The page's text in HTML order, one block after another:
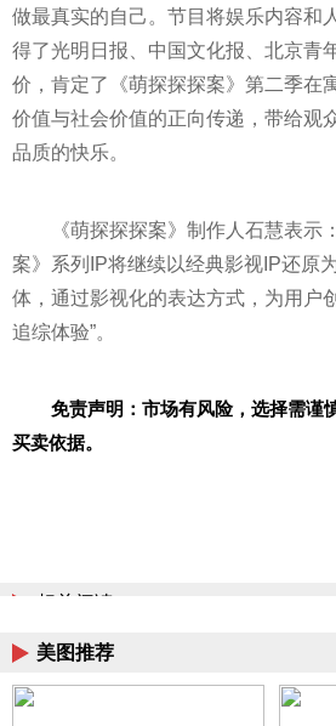
做最真实的自己。节目将娱乐内容和
得了光明日报、中国文化报、北京青
价，肯定了《萌探探探案》第二季在
价值与社会价值的正向传递，带给观
品质的快乐。
《萌探探探案》制作人石慧表示
案》系列IP将继续以经典影视IP还原
体，通过影视化的表达方式，为用户
追综体验”。
免责声明：市场有风险，选择需谨
买卖依据。
相关阅读
美图推荐